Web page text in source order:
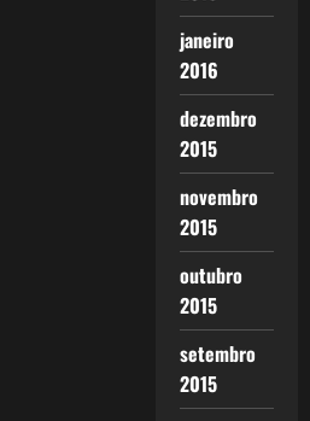
janeiro
2016
dezembro
2015
novembro
2015
outubro
2015
setembro
2015